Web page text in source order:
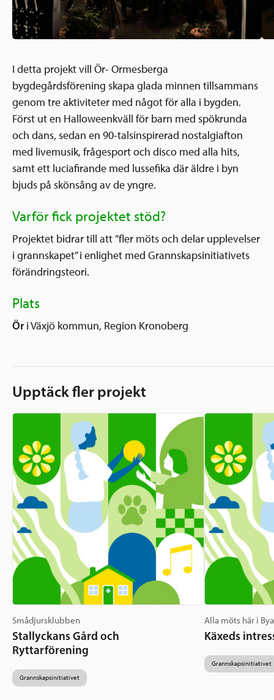
I detta projekt vill Ör- Ormesberga
bygdegårdsförening skapa glada minnen tillsammans
genom tre aktiviteter med något för alla i bygden.
Först ut en Halloweenkväll för barn med spökrunda
och dans, sedan en 90-talsinspirerad nostalgiafton
med livemusik, frågesport och disco med alla hits,
samt ett luciafirande med lussefika där äldre i byn
bjuds på skönsång av de yngre.
Varför fick projektet stöd?
Projektet bidrar till att ”fler möts och delar upplevelser
i grannskapet” i enlighet med Grannskapsinitiativets
förändringsteori.
Plats
Ör i Växjö kommun, Region Kronoberg
Upptäck fler projekt
Smådjursklubben
Stallyckans Gård och
Ryttarförening
Grannskapsinitiativet
Alla möts här i
Käxeds
Grannskapsinitiativet